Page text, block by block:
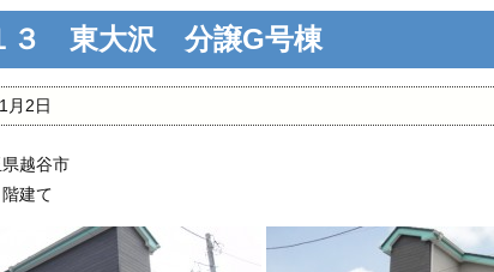
３ 東大沢 分譲G号棟
月2日
越谷市
建て